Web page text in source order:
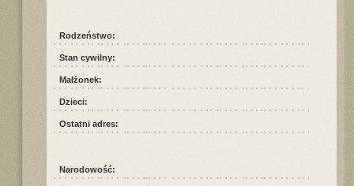
Rodzeństwo:
Stan cywilny:
Małżonek:
Dzieci:
Ostatni adres:
Narodowość: